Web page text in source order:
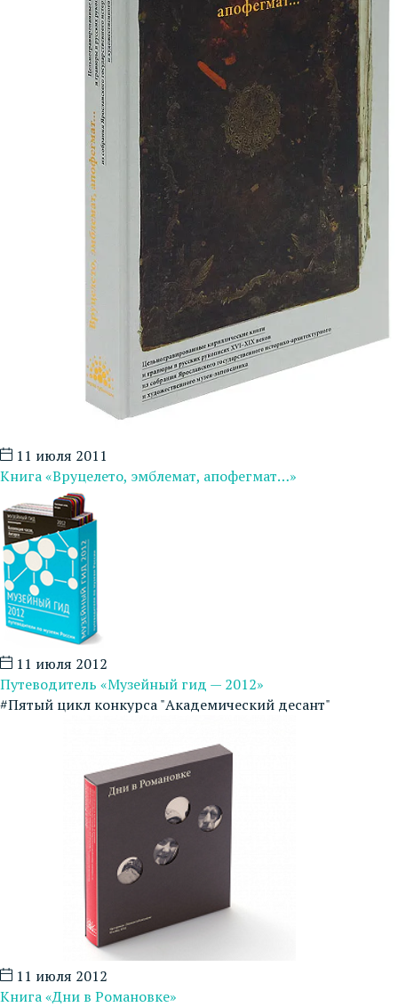
11 июля 2011
Книга «Вруцелето, эмблемат, апофегмат…»
11 июля 2012
Путеводитель «Музейный гид — 2012»
#Пятый цикл конкурса "Академический десант"
11 июля 2012
Книга «Дни в Романовке»